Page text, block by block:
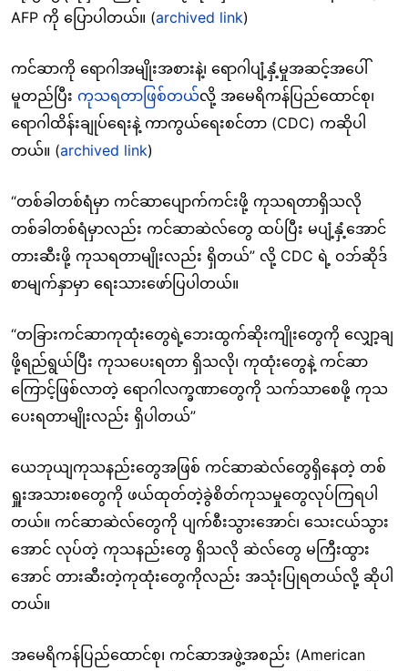
AFP ကို ပြောပါတယ်။ (archived link)
ကင်ဆာကို ရောဂါအမျိုးအစားနဲ့၊ ရောဂါပျံ့နှံ့မှုအဆင့်အပေါ်
မူတည်ပြီး ကုသရတာဖြစ်တယ်လို့ အမေရိကန်ပြည်ထောင်စု၊
ရောဂါထိန်းချုပ်ရေးနဲ့ ကာကွယ်ရေးစင်တာ (CDC) ကဆိုပါ
တယ်။ (archived link)
“တစ်ခါတစ်ရံမှာ ကင်ဆာပျောက်ကင်းဖို့ ကုသရတာရှိသလို
တစ်ခါတစ်ရံမှာလည်း ကင်ဆာဆဲလ်တွေ ထပ်ပြီး မပျံ့နှံ့အောင်
တားဆီးဖို့ ကုသရတာမျိုးလည်း ရှိတယ်” လို့ CDC ရဲ့ ဝဘ်ဆိုဒ်
စာမျက်နှာမှာ ရေးသားဖော်ပြပါတယ်။
“တခြားကင်ဆာကုထုံးတွေရဲ့ဘေးထွက်ဆိုးကျိုးတွေကို လျှော့ချ
ဖို့ရည်ရွယ်ပြီး ကုသပေးရတာ ရှိသလို၊ ကုထုံးတွေနဲ့ ကင်ဆာ
ကြောင့်ဖြစ်လာတဲ့ ရောဂါလက္ခဏာတွေကို သက်သာစေဖို့ ကုသ
ပေးရတာမျိုးလည်း ရှိပါတယ်”
ယေဘုယျကုသနည်းတွေအဖြစ် ကင်ဆာဆဲလ်တွေရှိနေတဲ့ တစ်
ရှူးအသားစတွေကို ဖယ်ထုတ်တဲ့ခွဲစိတ်ကုသမှုတွေလုပ်ကြရပါ
တယ်။ ကင်ဆာဆဲလ်တွေကို ပျက်စီးသွားအောင်၊ သေးငယ်သွား
အောင် လုပ်တဲ့ ကုသနည်းတွေ ရှိသလို ဆဲလ်တွေ မကြီးထွား
အောင် တားဆီးတဲ့ကုထုံးတွေကိုလည်း အသုံးပြုရတယ်လို့ ဆိုပါ
တယ်။
အမေရိကန်ပြည်ထောင်စု၊ ကင်ဆာအဖွဲ့အစည်း (American